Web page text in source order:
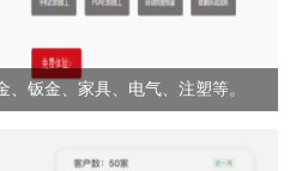
钣金、家具、电气、注塑等。